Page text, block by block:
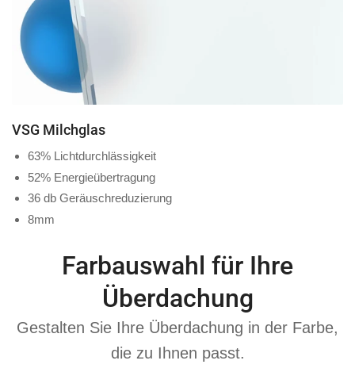
VSG Milchglas
63% Lichtdurchlässigkeit
52% Energieübertragung
36 db Geräuschreduzierung
8mm
Farbauswahl für Ihre
Überdachung
Gestalten Sie Ihre Überdachung in der Farbe,
die zu Ihnen passt.